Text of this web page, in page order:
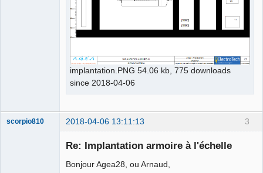
implantation.PNG 54.06 kb, 775 downloads
since 2018-04-06
3
scorpio810 2018-04-06 13:11:13
Re: Implantation armoire à l'échelle
Bonjour Agea28, ou Arnaud,